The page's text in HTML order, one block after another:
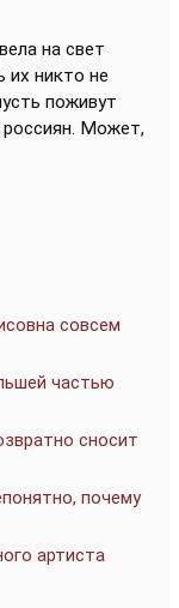
на свет
их никто не
поживут
Может,
совсем
частью
сносит
почему
артиста